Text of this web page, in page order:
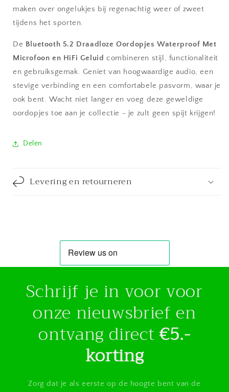
maken over ongelukjes bij regenachtig weer of zweet
tijdens het sporten.
De Bluetooth 5.2 Draadloze Oordopjes Waterproof Met
Microfoon en HiFi Geluid combineren stijl, functionaliteit
en gebruiksgemak. Geniet van hoogwaardige audio, een
stevige verbinding en een comfortabele pasvorm, waar je
ook bent. Wacht niet langer en voeg deze geweldige
oordopjes toe aan je collectie - je zult geen spijt krijgen!
Delen
Levering en retourneren
Schrijf je in voor voor
onze nieuwsbrief en
ontvang direct€5.-
korting
Zorg dat je als eerste op de hoogte bent van de